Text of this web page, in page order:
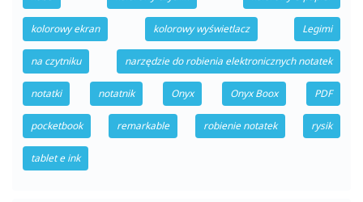
kolorowy ekran kolorowy wyświetlacz Legimi
na czytniku narzędzie do robienia elektronicznych notatek
notatki notatnik Onyx Onyx Boox PDF
pocketbook remarkable robienie notatek rysik
tablet e ink